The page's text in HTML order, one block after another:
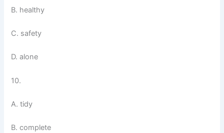
B. healthy
C. safety
D. alone
10.
A. tidy
B. complete